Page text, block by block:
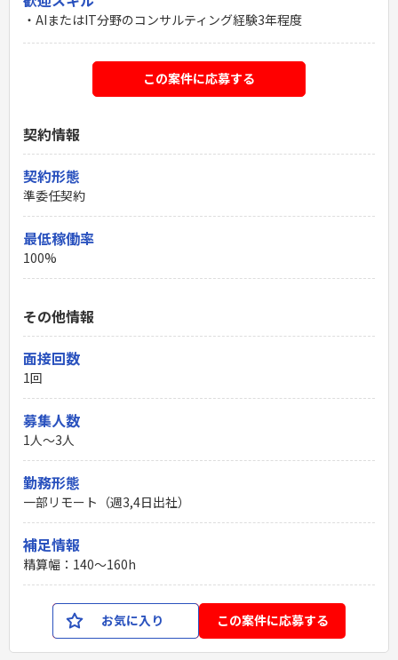
・AIまたはIT分野のコンサルティング経験3年程度
この案件に応募する
契約情報
契約形態
準委任契約
最低稼働率
100%
その他情報
面接回数
1回
募集人数
1人～3人
勤務形態
一部リモート（週3,4日出社）
補足情報
精算幅：140〜160h
お気に入り この案件に応募する